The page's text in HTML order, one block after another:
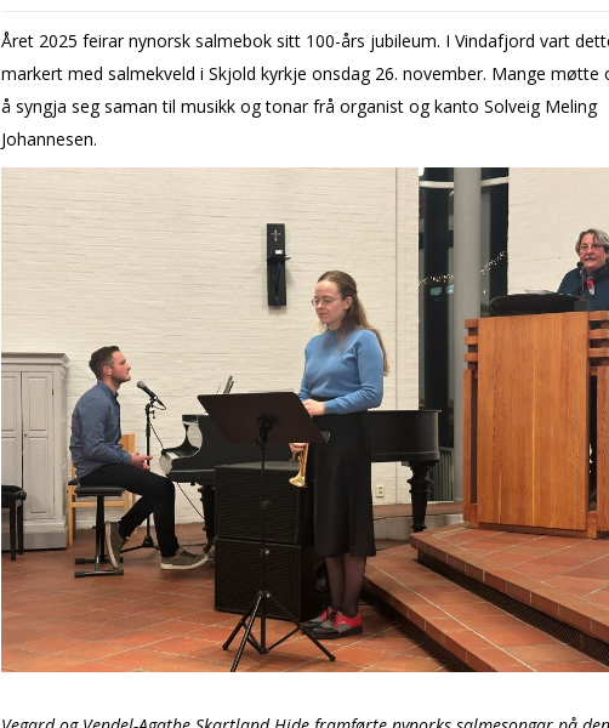
Året 2025 feirar nynorsk salmebok sitt 100-års jubileum. I Vindafjord vart
markert med salmekveld i Skjold kyrkje onsdag 26. november. Mange møtte
å syngja seg saman til musikk og tonar frå organist og kanto Solveig Meling
Johannesen.